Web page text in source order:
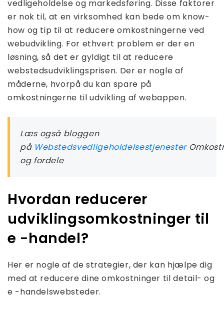
vedligeholdelse og markedsføring. Disse faktorer
er nok til, at en virksomhed kan bede om know-
how og tip til at reducere omkostningerne ved
webudvikling. For ethvert problem er der en
løsning, så det er gyldigt til at reducere
webstedsudviklingsprisen. Der er nogle af
måderne, hvorpå du kan spare på
omkostningerne til udvikling af webappen.
Læs også bloggen
på Webstedsvedligeholdelsestjenester
og fordele
Hvordan reducerer
udviklingsomkostninger til
e -handel?
Her er nogle af de strategier, der kan hjælpe dig
med at reducere dine omkostninger til detail- og
e -handelswebsteder.